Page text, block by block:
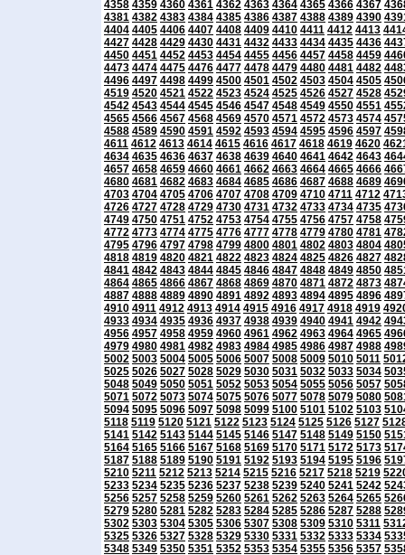
4358 4359 4360 4361 4362 4363 4364 4365 4366 4367
4381 4382 4383 4384 4385 4386 4387 4388 4389 4390
4404 4405 4406 4407 4408 4409 4410 4411 4412 4413
4427 4428 4429 4430 4431 4432 4433 4434 4435 4436
4450 4451 4452 4453 4454 4455 4456 4457 4458 4459
4473 4474 4475 4476 4477 4478 4479 4480 4481 4482
4496 4497 4498 4499 4500 4501 4502 4503 4504 4505
4519 4520 4521 4522 4523 4524 4525 4526 4527 4528
4542 4543 4544 4545 4546 4547 4548 4549 4550 4551
4565 4566 4567 4568 4569 4570 4571 4572 4573 4574
4588 4589 4590 4591 4592 4593 4594 4595 4596 4597
4611 4612 4613 4614 4615 4616 4617 4618 4619 4620
4634 4635 4636 4637 4638 4639 4640 4641 4642 4643
4657 4658 4659 4660 4661 4662 4663 4664 4665 4666
4680 4681 4682 4683 4684 4685 4686 4687 4688 4689
4703 4704 4705 4706 4707 4708 4709 4710 4711 4712
4726 4727 4728 4729 4730 4731 4732 4733 4734 4735
4749 4750 4751 4752 4753 4754 4755 4756 4757 4758
4772 4773 4774 4775 4776 4777 4778 4779 4780 4781
4795 4796 4797 4798 4799 4800 4801 4802 4803 4804
4818 4819 4820 4821 4822 4823 4824 4825 4826 4827
4841 4842 4843 4844 4845 4846 4847 4848 4849 4850
4864 4865 4866 4867 4868 4869 4870 4871 4872 4873
4887 4888 4889 4890 4891 4892 4893 4894 4895 4896
4910 4911 4912 4913 4914 4915 4916 4917 4918 4919
4933 4934 4935 4936 4937 4938 4939 4940 4941 4942
4956 4957 4958 4959 4960 4961 4962 4963 4964 4965
4979 4980 4981 4982 4983 4984 4985 4986 4987 4988
5002 5003 5004 5005 5006 5007 5008 5009 5010 5011
5025 5026 5027 5028 5029 5030 5031 5032 5033 5034
5048 5049 5050 5051 5052 5053 5054 5055 5056 5057
5071 5072 5073 5074 5075 5076 5077 5078 5079 5080
5094 5095 5096 5097 5098 5099 5100 5101 5102 5103
5118 5119 5120 5121 5122 5123 5124 5125 5126 5127
5141 5142 5143 5144 5145 5146 5147 5148 5149 5150
5164 5165 5166 5167 5168 5169 5170 5171 5172 5173
5187 5188 5189 5190 5191 5192 5193 5194 5195 5196
5210 5211 5212 5213 5214 5215 5216 5217 5218 5219
5233 5234 5235 5236 5237 5238 5239 5240 5241 5242
5256 5257 5258 5259 5260 5261 5262 5263 5264 5265
5279 5280 5281 5282 5283 5284 5285 5286 5287 5288
5302 5303 5304 5305 5306 5307 5308 5309 5310 5311
5325 5326 5327 5328 5329 5330 5331 5332 5333 5334
5348 5349 5350 5351 5352 5353 5354 5355 5356 5357